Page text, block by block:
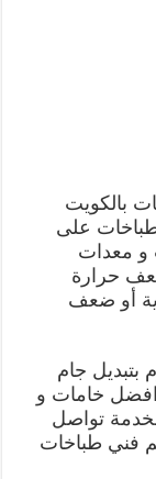
بالكويت
على
و معدات
حرارة
أو ضعف
بتبديل جام
افضل خامات و
تواصل
فني طباخات